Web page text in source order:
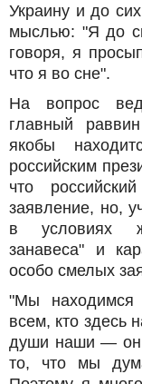
Украину и до
мыслью: "Я до
говоря, я
что я во сне".
На вопрос
главный
якобы
российским
что
заявление, но,
в условиях
занавеса" и
особо смелых
"Мы находимся
всем, кто здесь
души наши —
то, что мы